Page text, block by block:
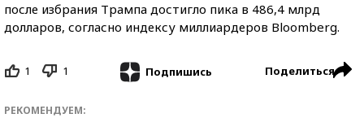
после избрания Трампа достигло пика в 486,4 млрд
долларов, согласно индексу миллиардеров Bloomberg.
1 1 Подпишись Поделиться
РЕКОМЕНДУЕМ: